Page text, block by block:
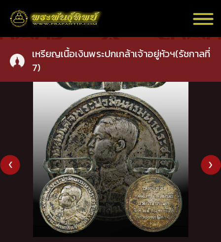
เหรียญเนื้อเงินพระปกเกล้าเจ้าอยู่หัวฯ(รัชกาลที่
7)